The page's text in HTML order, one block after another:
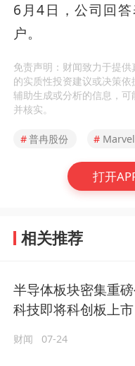
6月4日，公司回
户。
免责声明：财闻致力于提
的实质性投资建议或决策
辅助生成或分析的信息，
并核实。
#普冉股份 #
打开
相关推荐
半导体板块密集重
科技即将科创板上市
财闻 07-24